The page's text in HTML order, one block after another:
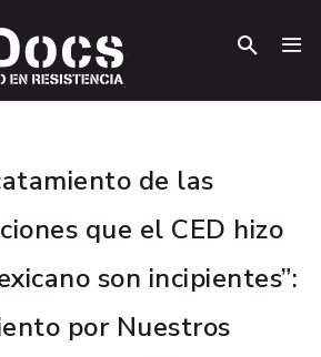
de las
que el CED hizo
son incipientes”:
por Nuestros